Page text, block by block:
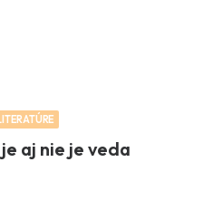
aj nie je veda